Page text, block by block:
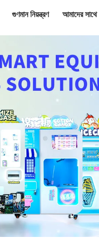
গুণমান নিয়ন্ত্রণ আমাদের